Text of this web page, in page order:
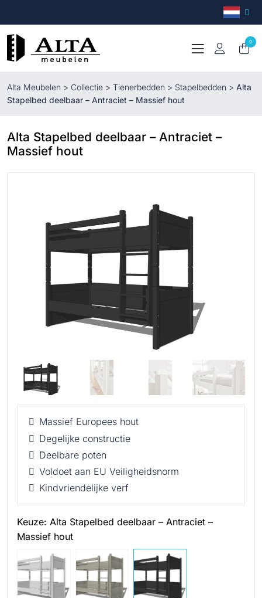
0
Alta Meubelen > Collectie > Tienerbedden > Stapelbedden > Alta
Stapelbed deelbaar – Antraciet – Massief hout
Alta Stapelbed deelbaar – Antraciet –
Massief hout
Massief Europees hout
Degelijke constructie
Deelbare poten
Voldoet aan EU Veiligheidsnorm
Kindvriendelijke verf
Keuze: Alta Stapelbed deelbaar – Antraciet –
Massief hout